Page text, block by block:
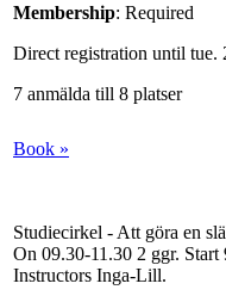
Membership: Required
Direct registration until tue.
7 anmälda till 8 platser
Book »
Studiecirkel - Att göra en
On 09.30-11.30 2 ggr. Start
Instructors Inga-Lill.